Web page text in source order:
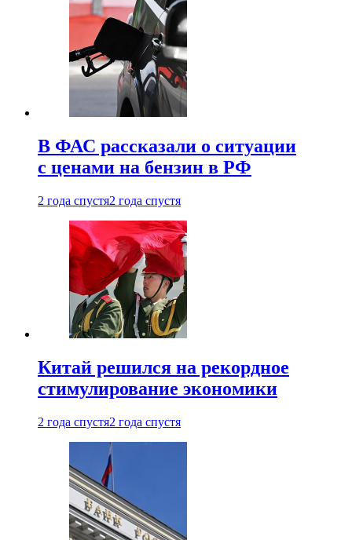
В ФАС рассказали о ситуации
с ценами на бензин в РФ
2 года спустя2 года спустя
Китай решился на рекордное
стимулирование экономики
2 года спустя2 года спустя